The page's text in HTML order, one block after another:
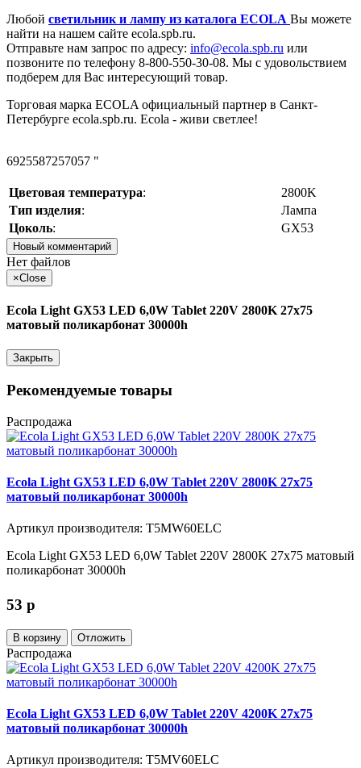
Любой светильник и лампу из каталога ECOLA Вы можете
найти на нашем сайте ecola.spb.ru.
Отправьте нам запрос по адресу: info@ecola.spb.ru или
позвоните по телефону 8-800-550-30-08. Мы с удовольствием
подберем для Вас интересующий товар.
Торговая марка ECOLA официальный партнер в Санкт-
Петербурге ecola.spb.ru. Ecola - живи светлее!
6925587257057 "
Цветовая температура:
2800K
Тип изделия:
Лампа
Цоколь: GX53
Новый комментарий
Нет файлов
×Close
Ecola Light GX53 LED 6,0W Tablet 220V 2800K 27x75
матовый поликарбонат 30000h
Закрыть
Рекомендуемые товары
Распродажа
Ecola Light GX53 LED 6,0W Tablet 220V 2800K 27x75
матовый поликарбонат 30000h
Артикул производителя: T5MW60ELC
Ecola Light GX53 LED 6,0W Tablet 220V 2800K 27x75 матовый
поликарбонат 30000h
53 p
В корзину Отложить
Распродажа
Ecola Light GX53 LED 6,0W Tablet 220V 4200K 27x75
матовый поликарбонат 30000h
Артикул производителя: T5MV60ELC